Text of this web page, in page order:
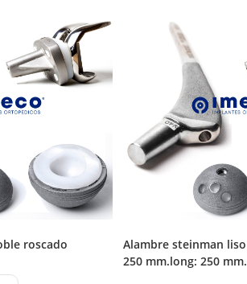
roscado
This
alambre steinman liso ø 3,5 mm. long.
250 mm.long: 250 mm.